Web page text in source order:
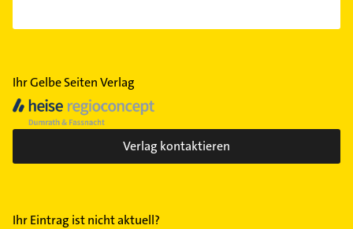
Ihr Gelbe Seiten Verlag
Verlag kontaktieren
Ihr Eintrag ist nicht aktuell?